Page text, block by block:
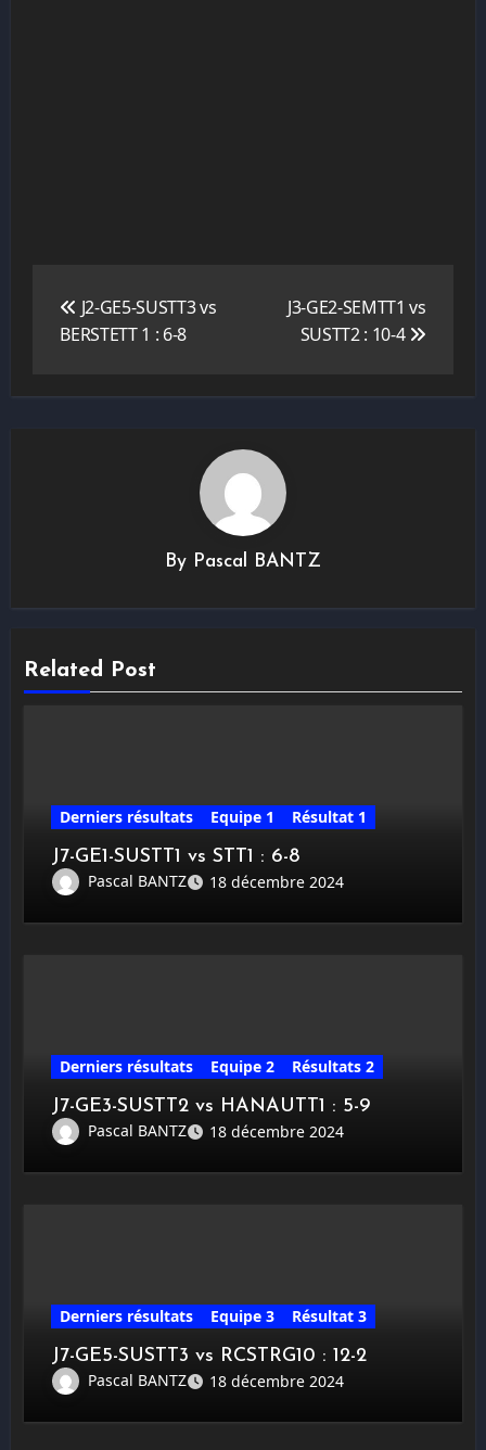
l’article
J2-GE5-SUSTT3 vs
BERSTETT 1 : 6-8
J3-GE2-SEMTT1 vs
SUSTT2 : 10-4
By Pascal BANTZ
Related Post
Derniers résultats Equipe 1
Résultat 1
J7-GE1-SUSTT1 vs STT1 : 6-8
Pascal BANTZ
18 décembre 2024
Derniers résultats Equipe 2
Résultats 2
J7-GE3-SUSTT2 vs HANAUTT1 : 5-9
Pascal BANTZ
18 décembre 2024
Derniers résultats Equipe 3
Résultat 3
J7-GE5-SUSTT3 vs RCSTRG10 : 12-2
Pascal BANTZ
18 décembre 2024